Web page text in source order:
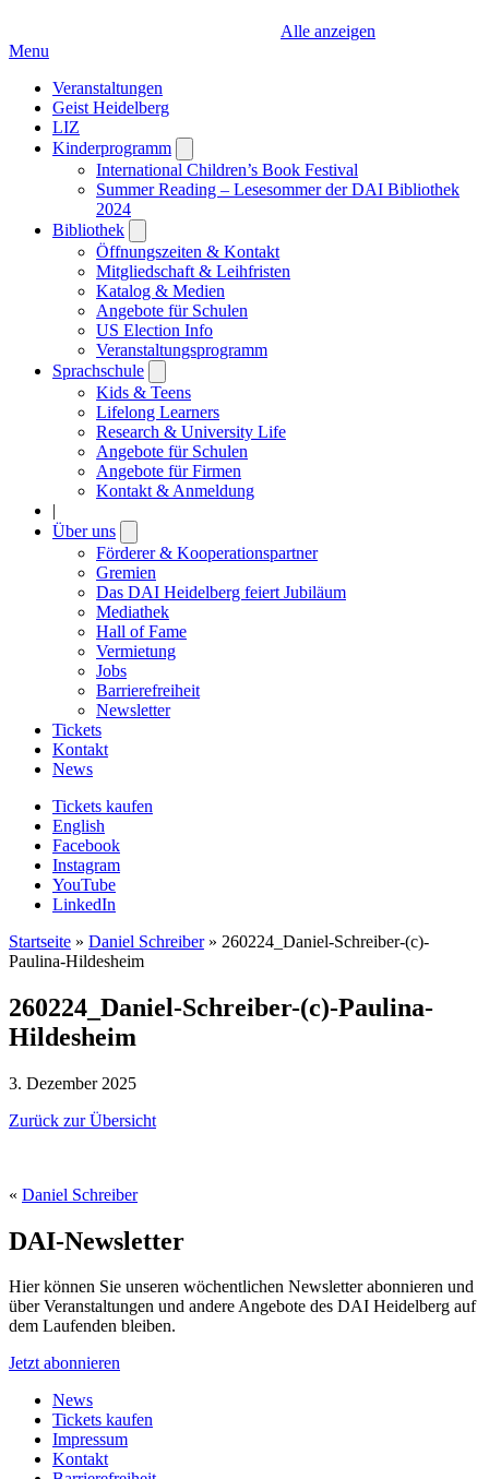
Alle anzeigen
Menu
Veranstaltungen
Geist Heidelberg
LIZ
Kinderprogramm
submenu
International Children’s Book Festival
Summer Reading – Lesesommer der DAI Bibliothek
2024
Bibliothek
submenu
Öffnungszeiten & Kontakt
Mitgliedschaft & Leihfristen
Katalog & Medien
Angebote für Schulen
US Election Info
Veranstaltungsprogramm
Sprachschule
submenu
Kids & Teens
Lifelong Learners
Research & University Life
Angebote für Schulen
Angebote für Firmen
Kontakt & Anmeldung
|
Über uns
submenu
Förderer & Kooperationspartner
Gremien
Das DAI Heidelberg feiert Jubiläum
Mediathek
Hall of Fame
Vermietung
Jobs
Barrierefreiheit
Newsletter
Tickets
Kontakt
News
Tickets kaufen
English
Facebook
Instagram
YouTube
LinkedIn
Startseite » Daniel Schreiber» 260224_Daniel-Schreiber-(c)-
Paulina-Hildesheim
260224_Daniel-Schreiber-(c)-Paulina-
Hildesheim
3. Dezember 2025
Zurück zur Übersicht
« Daniel Schreiber
DAI-Newsletter
Hier können Sie unseren wöchentlichen Newsletter abonnieren und
über Veranstaltungen und andere Angebote des DAI Heidelberg auf
dem Laufenden bleiben.
Jetzt abonnieren
News
Tickets kaufen
Impressum
Kontakt